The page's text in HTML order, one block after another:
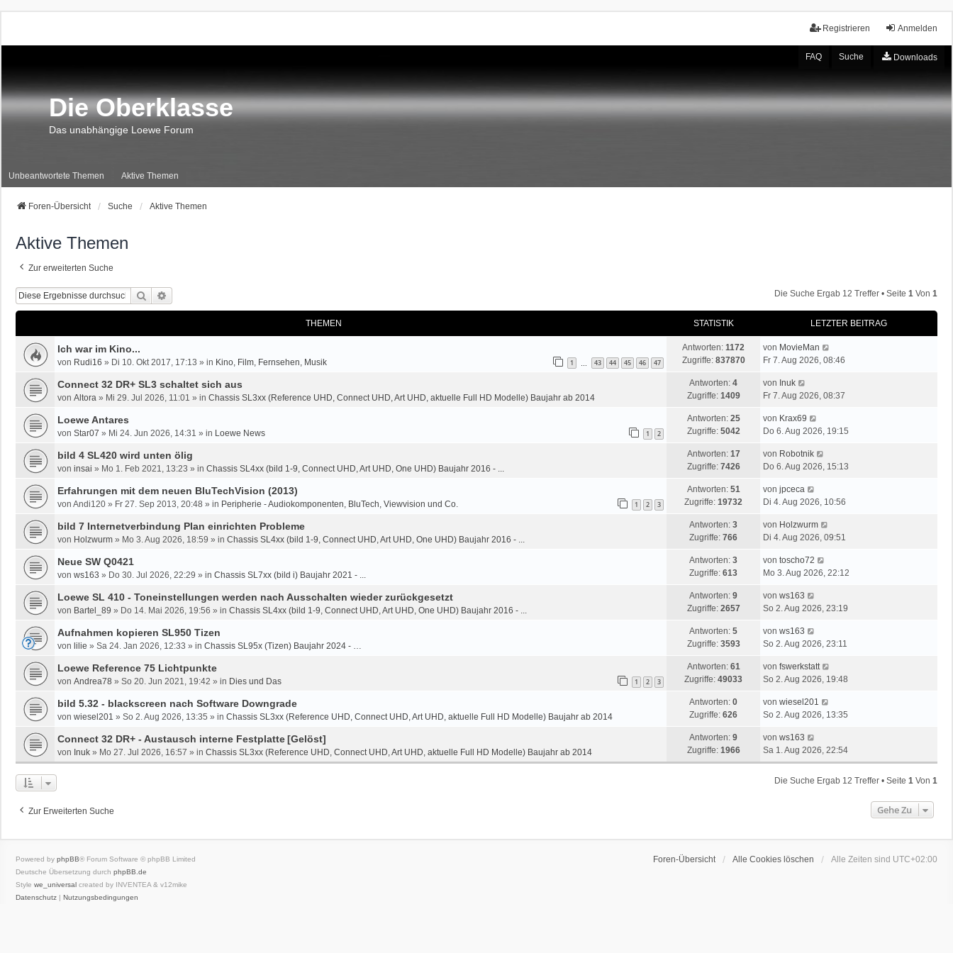
Anmelden
Registrieren
FAQ Suche Downloads
Die Oberklasse
Das unabhängige Loewe Forum
Unbeantwortete Themen Aktive Themen
Foren-Übersicht Suche Aktive Themen
Aktive Themen
Zur erweiterten Suche
Suche Die Suche Ergab 12 Treffer • Seite 1 Von 1
THEMEN STATISTIK LETZTER BEITRAG
Ich war im Kino...
von Rudi16 » Di 10. Okt 2017, 17:13 » in Kino, Film, Fernsehen, Musik 1 43 44 45 46 47
Antworten: 1172
Zugriffe: 837870
von MovieMan
Fr 7. Aug 2026, 08:46
Connect 32 DR+ SL3 schaltet sich aus
von Altora » Mi 29. Jul 2026, 11:01 » in Chassis SL3xx (Reference UHD, Connect UHD, Art UHD, aktuelle Full HD Modelle) Baujahr ab 2014
Antworten: 4
Zugriffe: 1409
von Inuk
Fr 7. Aug 2026, 08:37
Loewe Antares
von Star07 » Mi 24. Jun 2026, 14:31 » in Loewe News 1 2
Antworten: 25
Zugriffe: 5042
von Krax69
Do 6. Aug 2026, 19:15
bild 4 SL420 wird unten ölig
von insai » Mo 1. Feb 2021, 13:23 » in Chassis SL4xx (bild 1-9, Connect UHD, Art UHD, One UHD) Baujahr 2016 - ...
Antworten: 17
Zugriffe: 7426
von Robotnik
Do 6. Aug 2026, 15:13
Erfahrungen mit dem neuen BluTechVision (2013)
von Andi120 » Fr 27. Sep 2013, 20:48 » in Peripherie - Audiokomponenten, BluTech, Viewvision und Co. 1 2 3
Antworten: 51
Zugriffe: 19732
von jpceca
Di 4. Aug 2026, 10:56
bild 7 Internetverbindung Plan einrichten Probleme
von Holzwurm » Mo 3. Aug 2026, 18:59 » in Chassis SL4xx (bild 1-9, Connect UHD, Art UHD, One UHD) Baujahr 2016 - ...
Antworten: 3
Zugriffe: 766
von Holzwurm
Di 4. Aug 2026, 09:51
Neue SW Q0421
von ws163 » Do 30. Jul 2026, 22:29 » in Chassis SL7xx (bild i) Baujahr 2021 - ...
Antworten: 3
Zugriffe: 613
von toscho72
Mo 3. Aug 2026, 22:12
Loewe SL 410 - Toneinstellungen werden nach Ausschalten wieder zurückgesetzt
von Bartel_89 » Do 14. Mai 2026, 19:56 » in Chassis SL4xx (bild 1-9, Connect UHD, Art UHD, One UHD) Baujahr 2016 - ...
Antworten: 9
Zugriffe: 2657
von ws163
So 2. Aug 2026, 23:19
Aufnahmen kopieren SL950 Tizen
von lilie » Sa 24. Jan 2026, 12:33 » in Chassis SL95x (Tizen) Baujahr 2024 - …
Antworten: 5
Zugriffe: 3593
von ws163
So 2. Aug 2026, 23:11
Loewe Reference 75 Lichtpunkte
von Andrea78 » So 20. Jun 2021, 19:42 » in Dies und Das 1 2 3
Antworten: 61
Zugriffe: 49033
von fswerkstatt
So 2. Aug 2026, 19:48
bild 5.32 - blackscreen nach Software Downgrade
von wiesel201 » So 2. Aug 2026, 13:35 » in Chassis SL3xx (Reference UHD, Connect UHD, Art UHD, aktuelle Full HD Modelle) Baujahr ab 2014
Antworten: 0
Zugriffe: 626
von wiesel201
So 2. Aug 2026, 13:35
Connect 32 DR+ - Austausch interne Festplatte[Gelöst]
von Inuk » Mo 27. Jul 2026, 16:57 » in Chassis SL3xx (Reference UHD, Connect UHD, Art UHD, aktuelle Full HD Modelle) Baujahr ab 2014
Antworten: 9
Zugriffe: 1966
von ws163
Sa 1. Aug 2026, 22:54
Die Suche Ergab 12 Treffer • Seite 1 Von 1
Zur Erweiterten Suche Gehe Zu
Foren-Übersicht Alle Cookies löschen Alle Zeiten sind UTC+02:00
Powered by phpBB® Forum Software © phpBB Limited
Deutsche Übersetzung durch phpBB.de
Style we_universal created by INVENTEA & v12mike
Datenschutz | Nutzungsbedingungen